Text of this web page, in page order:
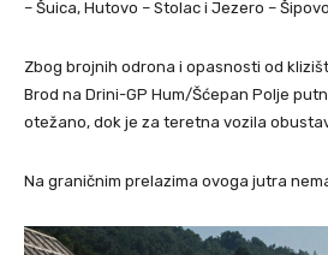
– Šuica, Hutovo – Stolac i Jezero –
Zbog brojnih odrona i opasnosti od
Brod na Drini-GP Hum/Šćepan Polje
otežano, dok je za teretna vozila
Na graničnim prelazima ovoga jutra